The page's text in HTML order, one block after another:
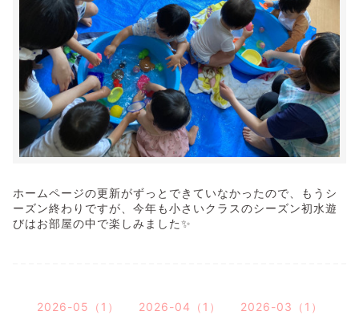
ホームページの更新がずっとできていなかったので、もうシ
ーズン終わりですが、今年も小さいクラスのシーズン初水遊
びはお部屋の中で楽しみました✨
2026-05（1） 2026-04（1）
2026-03（1）